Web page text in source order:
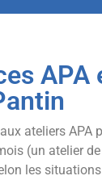
APA
ateliers APA
(un atelier
les